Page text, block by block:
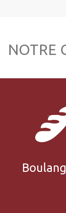
NOTRE
Voir
Gamme